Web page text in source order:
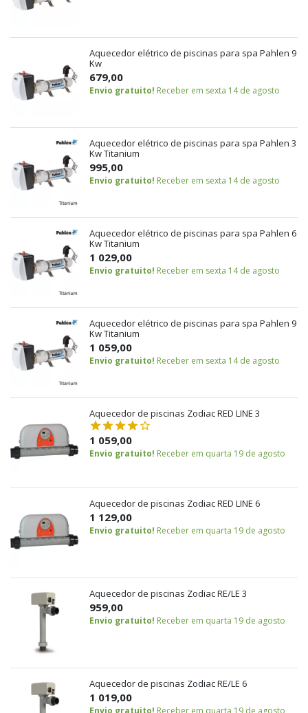
Aquecedor elétrico de piscinas para spa Pahlen 9
Kw
679,00
Envio gratuito! Receber em sexta 14 de agosto
Aquecedor elétrico de piscinas para spa Pahlen 3
Kw Titanium
995,00
Envio gratuito! Receber em sexta 14 de agosto
Aquecedor elétrico de piscinas para spa Pahlen 6
Kw Titanium
1 029,00
Envio gratuito! Receber em sexta 14 de agosto
Aquecedor elétrico de piscinas para spa Pahlen 9
Kw Titanium
1 059,00
Envio gratuito! Receber em sexta 14 de agosto
Aquecedor de piscinas Zodiac RED LINE 3
1 059,00
Envio gratuito! Receber em quarta 19 de agosto
Aquecedor de piscinas Zodiac RED LINE 6
1 129,00
Envio gratuito! Receber em quarta 19 de agosto
Aquecedor de piscinas Zodiac RE/LE 3
959,00
Envio gratuito! Receber em quarta 19 de agosto
Aquecedor de piscinas Zodiac RE/LE 6
1 019,00
Envio gratuito! Receber em quarta 19 de agosto